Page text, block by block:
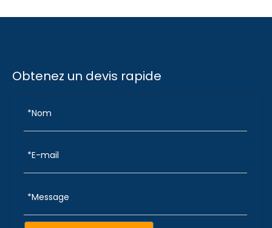
Obtenez un devis rapide